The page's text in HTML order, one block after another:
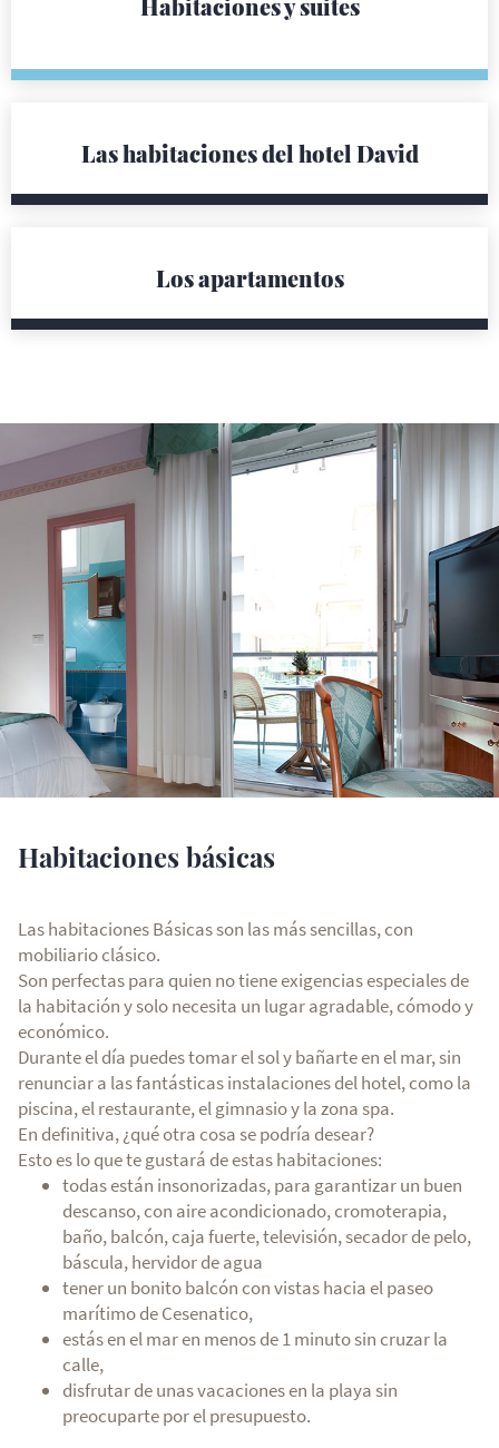
Habitaciones y suites
Las habitaciones del hotel David
Los apartamentos
Habitaciones básicas
Las habitaciones Básicas son las más sencillas, con
mobiliario clásico.
Son perfectas para quien no tiene exigencias especiales de
la habitación y solo necesita un lugar agradable, cómodo y
económico.
Durante el día puedes tomar el sol y bañarte en el mar, sin
renunciar a las fantásticas instalaciones del hotel, como la
piscina, el restaurante, el gimnasio y la zona spa.
En definitiva, ¿qué otra cosa se podría desear?
Esto es lo que te gustará de estas habitaciones:
todas están insonorizadas, para garantizar un buen
descanso, con aire acondicionado, cromoterapia,
baño, balcón, caja fuerte, televisión, secador de pelo,
báscula, hervidor de agua
tener un bonito balcón con vistas hacia el paseo
marítimo de Cesenatico,
estás en el mar en menos de 1 minuto sin cruzar la
calle,
disfrutar de unas vacaciones en la playa sin
preocuparte por el presupuesto.